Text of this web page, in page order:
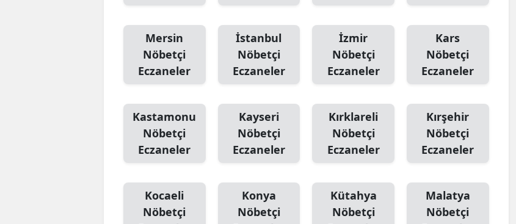
Mersin
Nöbetçi
Eczaneler
İstanbul
Nöbetçi
Eczaneler
İzmir
Nöbetçi
Eczaneler
Kars
Nöbetçi
Eczaneler
Kastamonu
Nöbetçi
Eczaneler
Kayseri
Nöbetçi
Eczaneler
Kırklareli
Nöbetçi
Eczaneler
Kırşehir
Nöbetçi
Eczaneler
Kocaeli
Nöbetçi
Konya
Nöbetçi
Kütahya
Nöbetçi
Malatya
Nöbetçi